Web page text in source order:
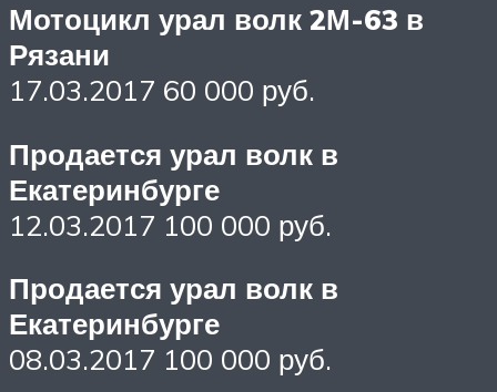
Мотоцикл урал волк 2М-63 в
Рязани
17.03.2017 60 000 руб.
Продается урал волк в
Екатеринбурге
12.03.2017 100 000 руб.
Продается урал волк в
Екатеринбурге
08.03.2017 100 000 руб.